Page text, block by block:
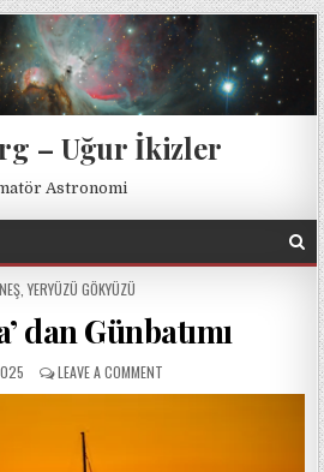
– Uğur İkizler
Astronomi
IN
,YERYÜZÜ GÖKYÜZÜ
dan Günbatımı
DATE: LEAVE A COMMENT ON MUDANYA’ DAN